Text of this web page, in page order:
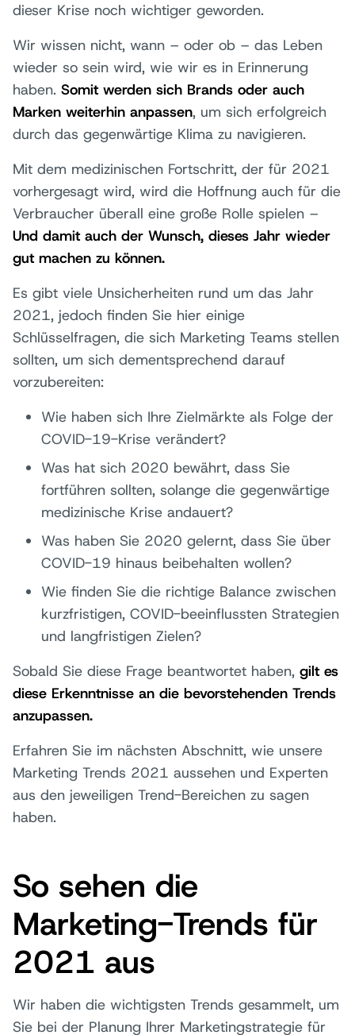
dieser Krise noch wichtiger geworden.
Wir wissen nicht, wann – oder ob – das Leben
wieder so sein wird, wie wir es in Erinnerung
haben. Somit werden sich Brands oder auch
Marken weiterhin anpassen, um sich erfolgreich
durch das gegenwärtige Klima zu navigieren.
Mit dem medizinischen Fortschritt, der für 2021
vorhergesagt wird, wird die Hoffnung auch für die
Verbraucher überall eine große Rolle spielen –
Und damit auch der Wunsch, dieses Jahr wieder
gut machen zu können.
Es gibt viele Unsicherheiten rund um das Jahr
2021, jedoch finden Sie hier einige
Schlüsselfragen, die sich Marketing Teams stellen
sollten, um sich dementsprechend darauf
vorzubereiten:
Wie haben sich Ihre Zielmärkte als Folge der
COVID-19-Krise verändert?
Was hat sich 2020 bewährt, dass Sie
fortführen sollten, solange die gegenwärtige
medizinische Krise andauert?
Was haben Sie 2020 gelernt, dass Sie über
COVID-19 hinaus beibehalten wollen?
Wie finden Sie die richtige Balance zwischen
kurzfristigen, COVID-beeinflussten Strategien
und langfristigen Zielen?
Sobald Sie diese Frage beantwortet haben, gilt es
diese Erkenntnisse an die bevorstehenden Trends
anzupassen.
Erfahren Sie im nächsten Abschnitt, wie unsere
Marketing Trends 2021 aussehen und Experten
aus den jeweiligen Trend-Bereichen zu sagen
haben.
So sehen die
Marketing-Trends für
2021 aus
Wir haben die wichtigsten Trends gesammelt, um
Sie bei der Planung Ihrer Marketingstrategie für